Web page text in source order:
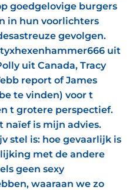
goedgelovige burgers
in hun voorlichters
gevolgen.
uit
uit Canada, Tracy
report of James
te vinden) voor t
t grotere perspectief.
naïef is mijn advies.
stel is: hoe gevaarlijk is
met de andere
geen sexy
waaraan we zo